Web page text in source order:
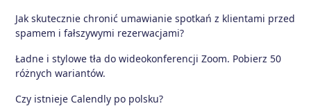
Jak skutecznie chronić umawianie spotkań z klientami przed
spamem i fałszywymi rezerwacjami?
Ładne i stylowe tła do wideokonferencji Zoom. Pobierz 50
różnych wariantów.
Czy istnieje Calendly po polsku?